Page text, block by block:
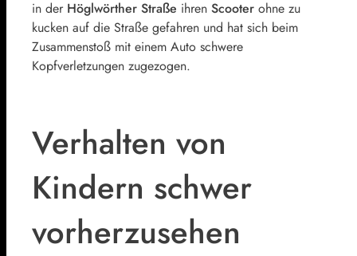
in der Höglwörther Straße ihren Scooter ohne zu
kucken auf die Straße gefahren und hat sich beim
Zusammenstoß mit einem Auto schwere
Kopfverletzungen zugezogen.
Verhalten von
Kindern schwer
vorherzusehen